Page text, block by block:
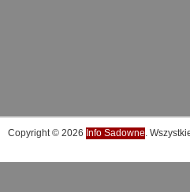
Copyright © 2026 Info Sadowne.